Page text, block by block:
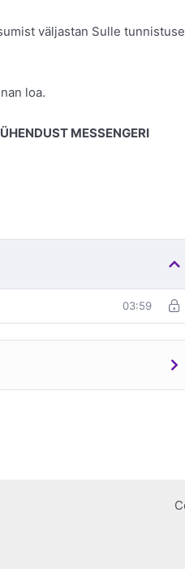
väljastan Sulle
loa.
MESSENGERI
03:59